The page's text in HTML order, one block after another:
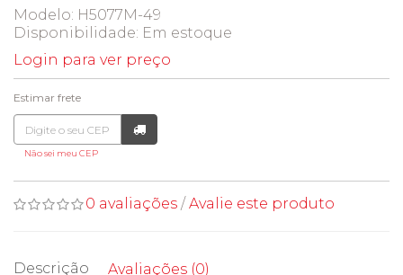
Modelo: H5077M-49
Disponibilidade: Em estoque
Login para ver preço
Estimar frete
Não sei meu CEP
0 avaliações / Avalie este produto
Descrição Avaliações (0)